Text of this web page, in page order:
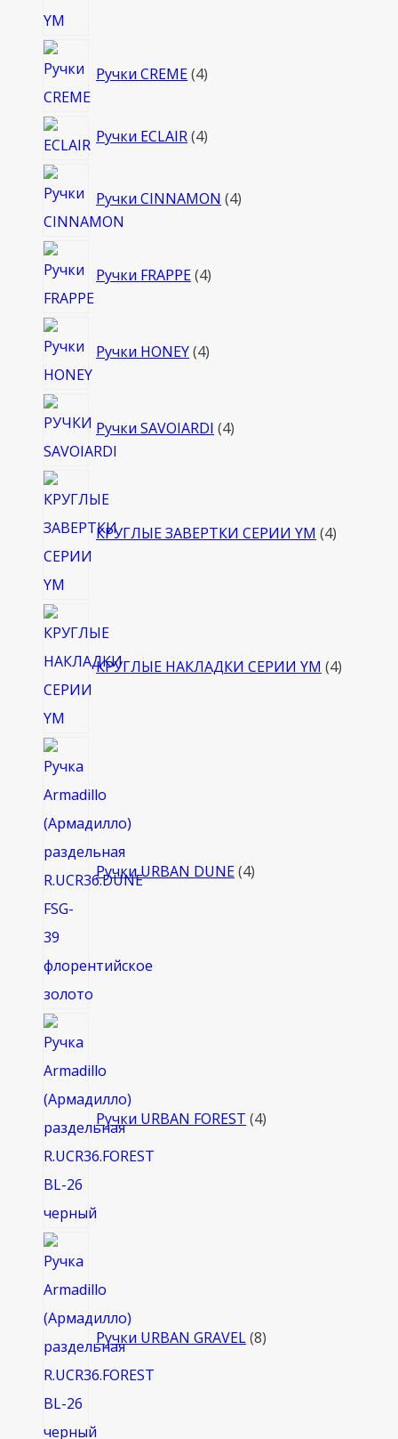
Ручки CREME 4товара
Ручки ECLAIR 44
Ручки CINNAMON 4товара
Ручки FRAPPE 4товара
Ручки HONEY 4товара
Ручки SAVOIARDI 4товара
КРУГЛЫЕ ЗАВЕРТКИ СЕРИИ YM 4
КРУГЛЫЕ НАКЛАДКИ СЕРИИ YM 4
Ручки URBAN DUNE 4
Ручки URBAN FOREST 4
Ручки URBAN GRAVEL 8